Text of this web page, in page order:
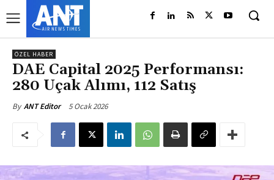
ÖZEL HABER
DAE Capital 2025 Performansı:
280 Uçak Alımı, 112 Satış
By ANT Editor 5 Ocak 2026